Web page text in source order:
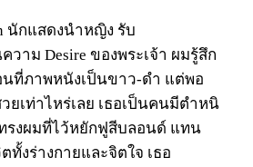
นักแสดงนำหญิง รับ
วาม Desire ของพระเจ้า ผมรู้สึก
นที่ภาพหนังเป็นขาว-ดำ แต่พอ
ยเท่าไหร่เลย เธอเป็นคนมีตำหนิ
รงผมที่ไว้หยักฟูสีบลอนด์ แทน
งร่างกายและจิตใจ เธอ